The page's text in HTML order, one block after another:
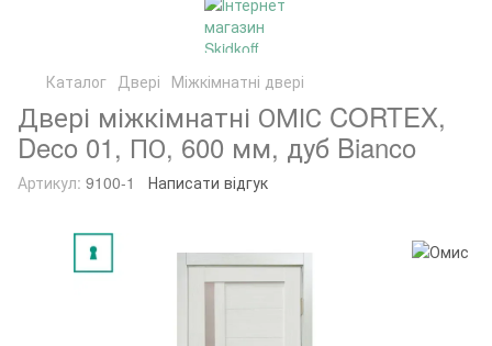
Каталог Двері Міжкімнатні двері
Двері міжкімнатні ОМІС CORTEX,
Deco 01, ПО, 600 мм, дуб Bianco
Артикул: 9100-1 Написати відгук